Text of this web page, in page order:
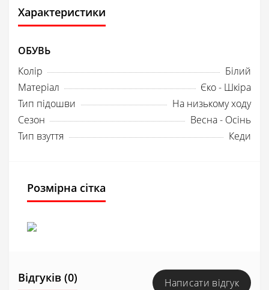
Характеристики
ОБУВЬ
Колір
Білий
Матеріал
Єко - Шкіра
Тип підошви
На низькому ходу
Сезон
Весна - Осінь
Тип взуття
Кеди
Розмірна сітка
Відгуків (0) Написати відгук